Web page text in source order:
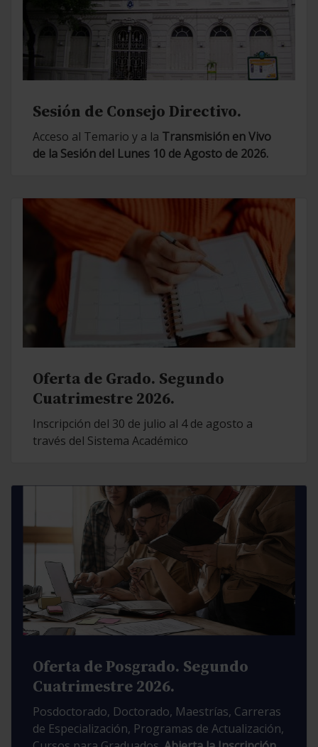
Sesión de Consejo Directivo.
Acceso al Temario y a la Transmisión en Vivo
de la Sesión del Lunes 10 de Agosto de 2026.
Oferta de Grado. Segundo
Cuatrimestre 2026.
Inscripción del 30 de julio al 4 de agosto a
través del Sistema Académico
Oferta de Posgrado. Segundo
Cuatrimestre 2026.
Posdoctorado, Doctorado, Maestrías, Carreras
de Especialización, Programas de Actualización,